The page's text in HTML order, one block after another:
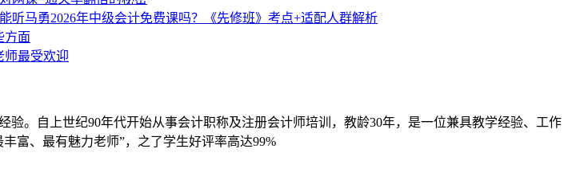
。自上世纪90年代开始从事会计职称及注册会计师培训，教龄30年，是一位兼具教学经验、工作
富、最有魅力老师”，之了学生好评率高达99%